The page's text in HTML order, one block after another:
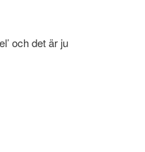
och det är ju